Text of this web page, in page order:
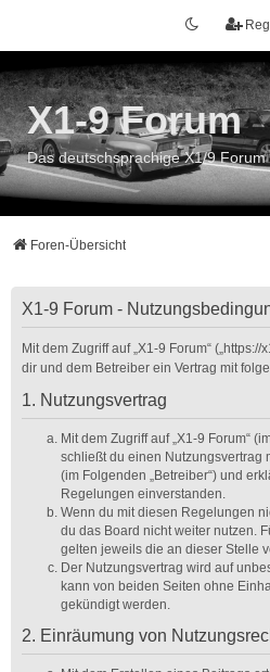
X1-9 Forum
Das deutschsprachige X1/9 Forum
Foren-Übersicht
X1-9 Forum -
Mit dem Zugriff auf „X1-9 Forum“
dir und dem Betreiber ein Vertrag mit
1. Nutzungsvertrag
Mit dem Zugriff auf „X1-9 Forum“
schließt du einen Nutzungsvertrag
(im Folgenden „Betreiber“) und
Regelungen einverstanden.
Wenn du mit diesen Regelungen
du das Board nicht weiter nutzen.
gelten jeweils die an dieser Stelle
Der Nutzungsvertrag wird auf
kann von beiden Seiten ohne
gekündigt werden.
2. Einräumung von